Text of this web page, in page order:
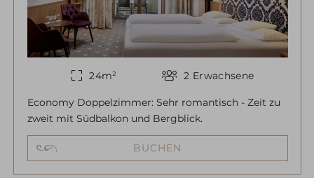
Economy Doppelzimmer: Sehr romantisch - Zeit zu
zweit mit Südbalkon und Bergblick.
2 Erwachsene
24m²
BUCHEN